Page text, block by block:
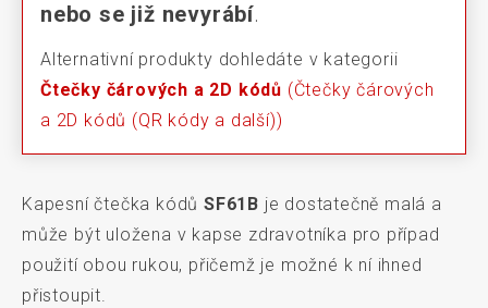
nebo se již nevyrábí.
Alternativní produkty dohledáte v kategorii
Čtečky čárových a 2D kódů (Čtečky čárových
a 2D kódů (QR kódy a další))
Kapesní čtečka kódůSF61B je dostatečně malá a
může být uložena v kapse zdravotníka pro případ
použití obou rukou, přičemž je možné k ní ihned
přistoupit.